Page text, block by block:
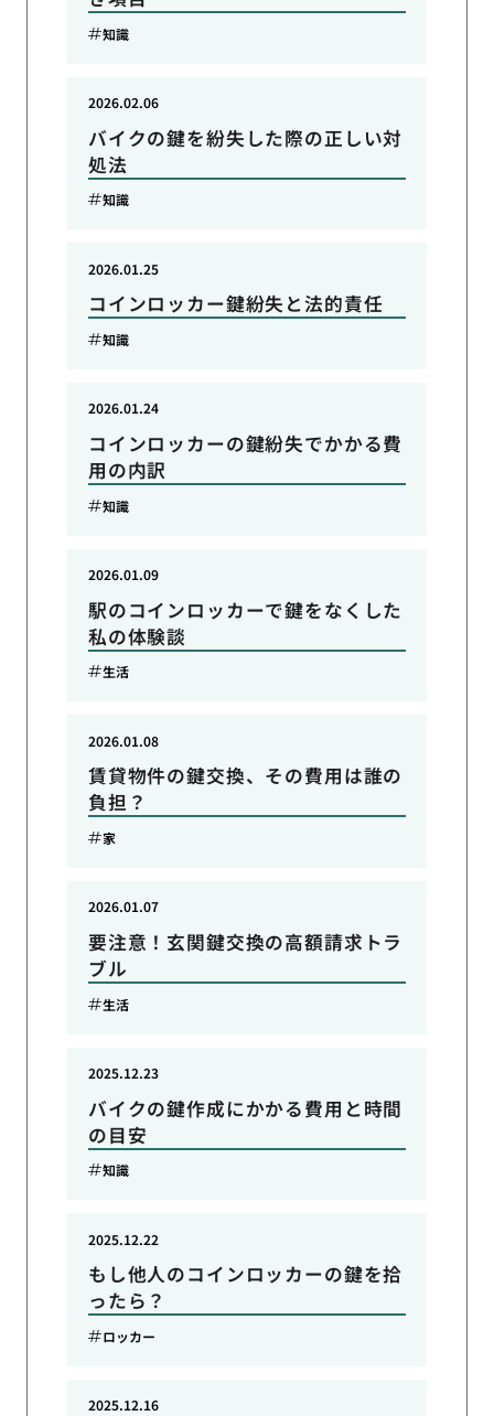
知識
バイクの鍵を紛失した際の正しい対
処法
2026.02.06
知識
コインロッカー鍵紛失と法的責任
2026.01.25
知識
コインロッカーの鍵紛失でかかる費
用の内訳
2026.01.24
知識
駅のコインロッカーで鍵をなくした
私の体験談
2026.01.09
生活
賃貸物件の鍵交換、その費用は誰の
負担？
2026.01.08
家
要注意！玄関鍵交換の高額請求トラ
ブル
2026.01.07
生活
バイクの鍵作成にかかる費用と時間
の目安
2025.12.23
知識
もし他人のコインロッカーの鍵を拾
ったら？
2025.12.22
ロッカー
2025.12.16